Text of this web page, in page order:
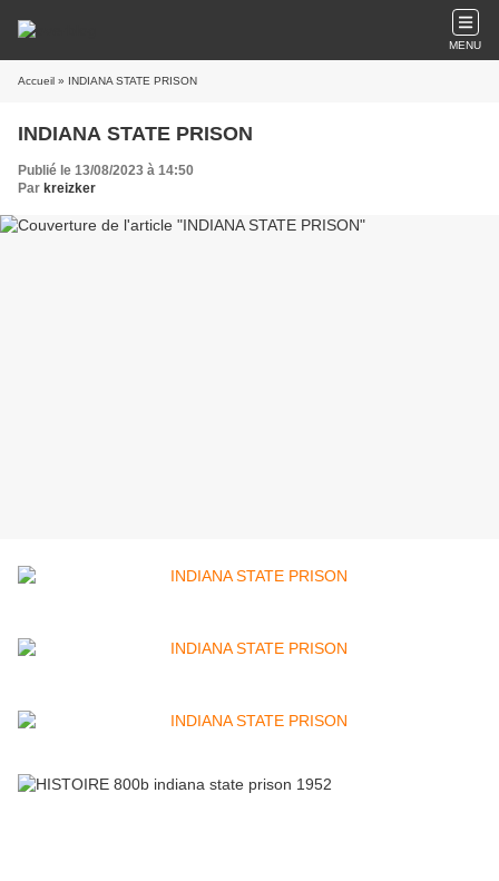
MENU
Accueil » INDIANA STATE PRISON
INDIANA STATE PRISON
Publié le 13/08/2023 à 14:50
Par kreizker